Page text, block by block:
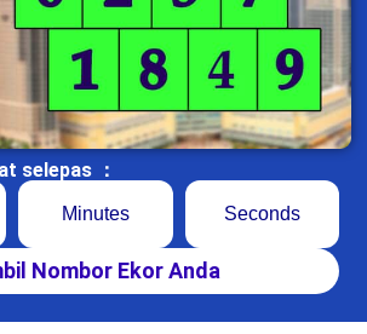
selepas ：
Minutes Seconds
Nombor Ekor Anda